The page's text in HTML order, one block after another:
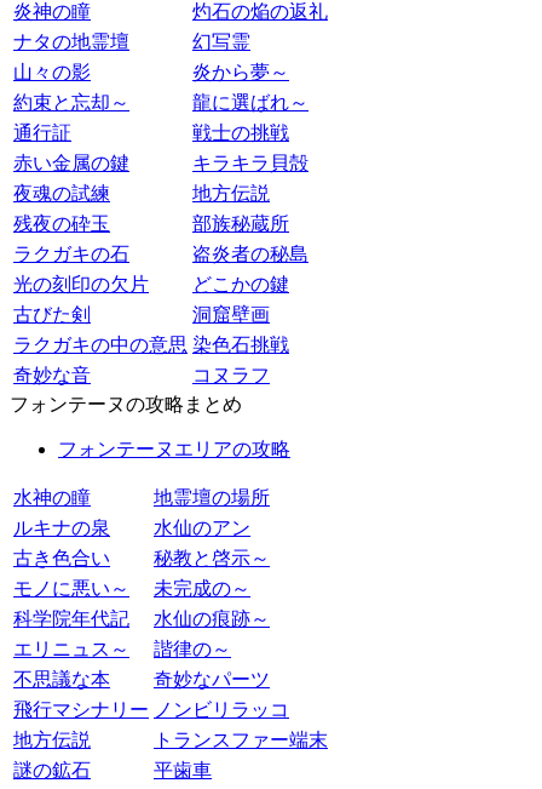
炎神の瞳
灼石の焔の返礼
ナタの地霊壇
幻写霊
山々の影
炎から夢～
約束と忘却～
龍に選ばれ～
通行証
戦士の挑戦
赤い金属の鍵
キラキラ貝殻
夜魂の試練
地方伝説
残夜の砕玉
部族秘蔵所
ラクガキの石
盗炎者の秘島
光の刻印の欠片
どこかの鍵
古びた剣
洞窟壁画
ラクガキの中の意思 染色石挑戦
奇妙な音
コヌラフ
フォンテーヌの攻略まとめ
フォンテーヌエリアの攻略
水神の瞳
地霊壇の場所
ルキナの泉
水仙のアン
古き色合い
秘教と啓示～
モノに悪い～
未完成の～
科学院年代記
水仙の痕跡～
エリニュス～
諧律の～
不思議な本
奇妙なパーツ
飛行マシナリー ノンビリラッコ
地方伝説
トランスファー端末
謎の鉱石
平歯車